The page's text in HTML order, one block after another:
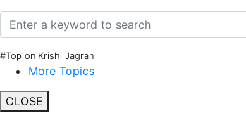
#Top on Krishi Jagran
More Topics
CLOSE